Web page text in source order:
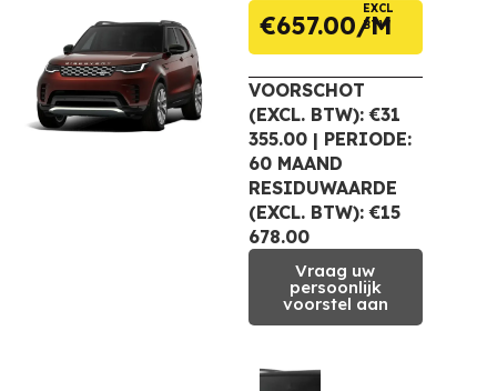
€657.00
EXCL
BTW
VOORSCHOT
(EXCL. BTW): €31
355.00 | PERIODE:
60 MAAND
RESIDUWAARDE
(EXCL. BTW): €15
678.00
Vraag uw
persoonlijk
voorstel aan